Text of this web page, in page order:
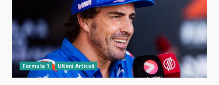
Formula 1 Ultimi Articoli